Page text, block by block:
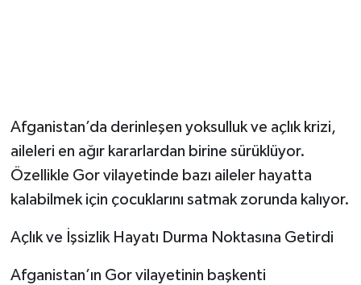
Afganistan’da derinleşen yoksulluk ve açlık krizi,
aileleri en ağır kararlardan birine sürüklüyor.
Özellikle Gor vilayetinde bazı aileler hayatta
kalabilmek için çocuklarını satmak zorunda kalıyor.
Açlık ve İşsizlik Hayatı Durma Noktasına Getirdi
Afganistan’ın Gor vilayetinin başkenti